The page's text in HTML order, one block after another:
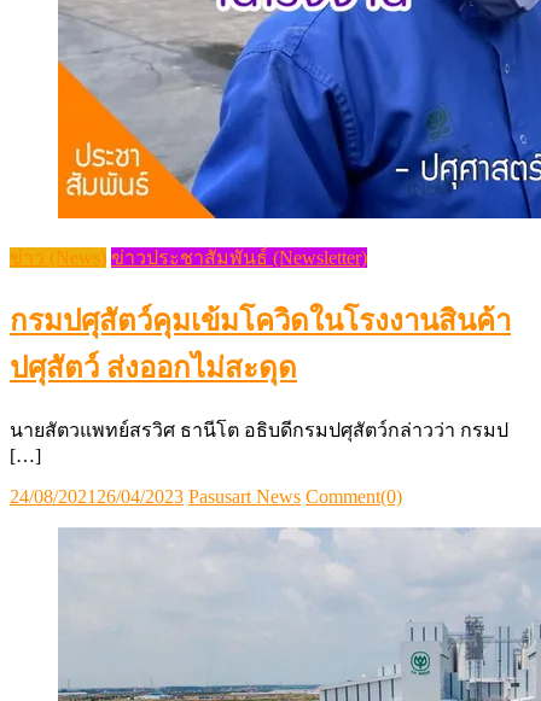
ข่าว (News) ข่าวประชาสัมพันธ์ (Newsletter)
กรมปศุสัตว์คุมเข้มโควิดในโรงงานสินค้า
ปศุสัตว์ ส่งออกไม่สะดุด
นายสัตวแพทย์สรวิศ ธานีโต อธิบดีกรมปศุสัตว์กล่าวว่า กรมป
[…]
Posted
24/08/2021 26/04/2023 Author
Pasusart News Comment(0)